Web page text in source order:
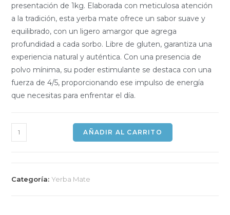
presentación de 1kg. Elaborada con meticulosa atención
a la tradición, esta yerba mate ofrece un sabor suave y
equilibrado, con un ligero amargor que agrega
profundidad a cada sorbo. Libre de gluten, garantiza una
experiencia natural y auténtica. Con una presencia de
polvo mínima, su poder estimulante se destaca con una
fuerza de 4/5, proporcionando ese impulso de energía
que necesitas para enfrentar el día.
AÑADIR AL CARRITO
Categoría:Yerba Mate